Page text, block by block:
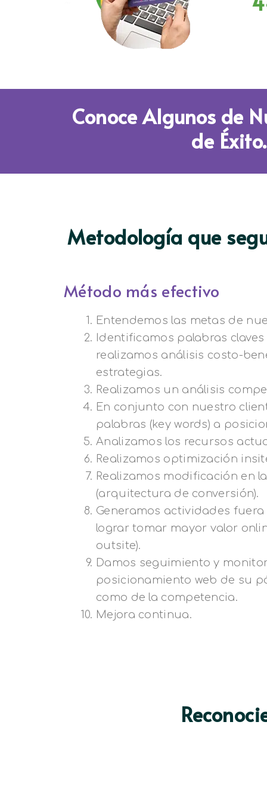
Conoce Algunos de
de Éxito.
Metodología que
Método más efectivo
Entendemos las metas de
Identificamos palabras
realizamos análisis costo-
estrategias.
Realizamos un análisis
En conjunto con nuestro
palabras (key words) a
Analizamos los recursos
Realizamos optimización
Realizamos modificación en
(arquitectura de conversión).
Generamos actividades
lograr tomar mayor valor
outsite).
Damos seguimiento y
posicionamiento web de su
como de la competencia.
Mejora continua.